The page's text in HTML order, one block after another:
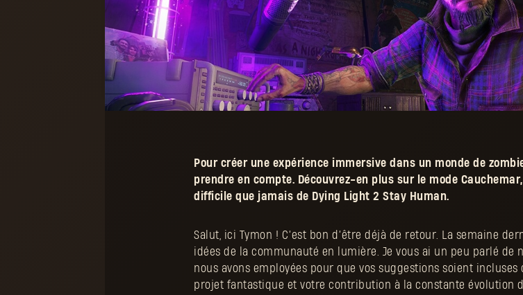
Pour créer une expérience immersive dans un monde de
prendre en compte. Découvrez-en plus sur le mode
difficile que jamais de Dying Light 2 Stay Human.
Salut, ici Tymon ! C’est bon d’être déjà de retour. La semaine
idées de la communauté en lumière. Je vous ai un peu parlé de
nous avons employées pour que vos suggestions soient
projet fantastique et votre contribution à la constante évolution